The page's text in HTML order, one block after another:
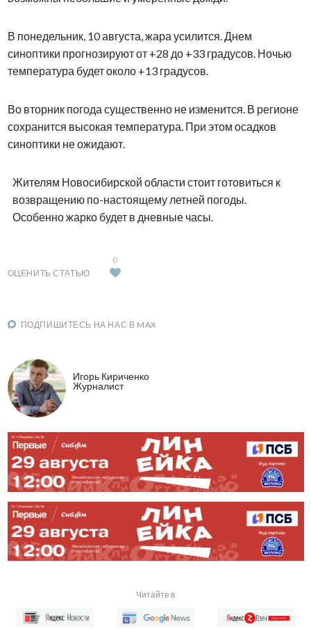
В понедельник, 10 августа, жара усилится. Днем
синоптики прогнозируют от +28 до +33 градусов. Ночью
температура будет около +13 градусов.
Во вторник погода существенно не изменится. В регионе
сохранится высокая температура. При этом осадков
синоптики не ожидают.
Жителям Новосибирской области стоит готовиться к
возвращению по-настоящему летней погоды.
Особенно жарко будет в дневные часы.
ОЦЕНИТЬ СТАТЬЮ
0
ПОДПИШИТЕСЬ НА НАС В MAX
Игорь Кириченко
Журналист
Читайте в